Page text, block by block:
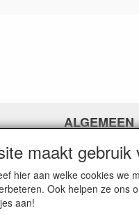
ALGEMEEN
Over ons
Algemene
Privacy policy
Disclaimer
maakt gebruik
hier aan welke cookies we
Ook helpen ze ons
aan!